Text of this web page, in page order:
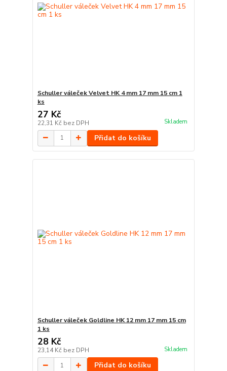
Schuller váleček Velvet HK 4 mm 17 mm 15 cm 1
ks
27 Kč
22,31 Kč bez DPH Skladem
Přidat do košíku
Schuller váleček Goldline HK 12 mm 17 mm 15 cm
1 ks
28 Kč
23,14 Kč bez DPH Skladem
Přidat do košíku